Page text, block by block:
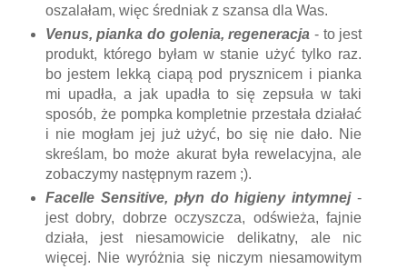
oszalałam, więc średniak z szansa dla Was.
Venus, pianka do golenia, regeneracja - to jest
produkt, którego byłam w stanie użyć tylko raz.
bo jestem lekką ciapą pod prysznicem i pianka
mi upadła, a jak upadła to się zepsuła w taki
sposób, że pompka kompletnie przestała działać
i nie mogłam jej już użyć, bo się nie dało. Nie
skreślam, bo może akurat była rewelacyjna, ale
zobaczymy następnym razem ;).
Facelle Sensitive, płyn do higieny intymnej-
jest dobry, dobrze oczyszcza, odświeża, fajnie
działa, jest niesamowicie delikatny, ale nic
więcej. Nie wyróżnia się niczym niesamowitym